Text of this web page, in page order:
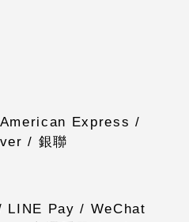
Express /
/ 銀聯
LINE Pay / WeChat